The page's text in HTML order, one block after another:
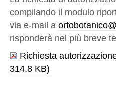
compilando il modulo
via e-mail a
risponderà nel più breve
Richiesta